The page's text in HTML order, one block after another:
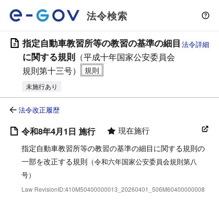
法令検索
指定自動車教習所等の教習の基準の細目
に関する規則 （平成十年国家公安委員会
規則第十三号）
未施行あり
法令詳細
法令改正履歴
令和8年4月1日 施行 現在施行
指定自動車教習所等の教習の基準の細目に関する規則の
一部を改正する規則 （令和六年国家公安委員会規則第八
号）
Law RevisionID:410M50400000013_20260401_506M60400000008